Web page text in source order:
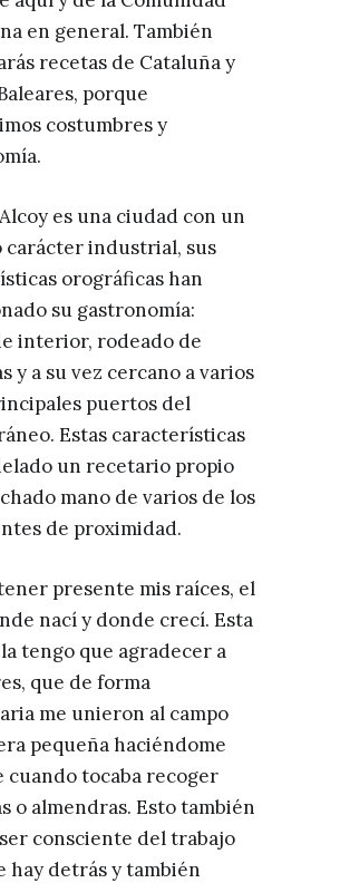
en general. También
recetas de Cataluña y
porque
costumbres y
es una ciudad con un
carácter industrial, sus
orográficas han
su gastronomía:
interior, rodeado de
y a su vez cercano a varios
puertos del
Estas características
un recetario propio
mano de varios de los
de proximidad.
presente mis raíces, el
nací y donde crecí. Esta
tengo que agradecer a
que de forma
me unieron al campo
pequeña haciéndome
cuando tocaba recoger
o almendras. Esto también
consciente del trabajo
hay detrás y también